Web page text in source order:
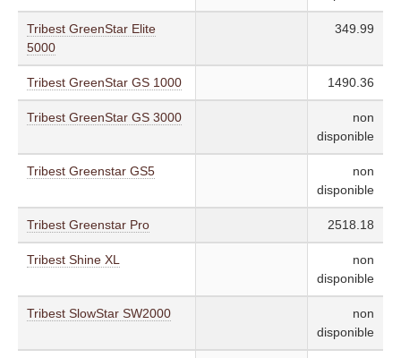
Tribest GreenStar Elite
5000
349.99
Tribest GreenStar GS 1000 1490.36
Tribest GreenStar GS 3000
non
disponible
Tribest Greenstar GS5
non
disponible
Tribest Greenstar Pro 2518.18
Tribest Shine XL
non
disponible
Tribest SlowStar SW2000
non
disponible